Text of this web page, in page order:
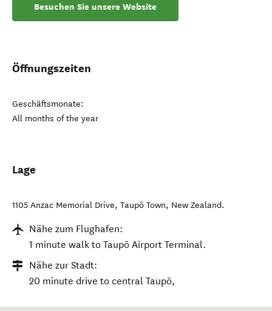
Besuchen Sie unsere Website
Öffnungszeiten
Geschäftsmonate:
All months of the year
Lage
1105 Anzac Memorial Drive, Taupō Town, New Zealand.
Nähe zum Flughafen:
1 minute walk to Taupō Airport Terminal.
Nähe zur Stadt:
20 minute drive to central Taupō,